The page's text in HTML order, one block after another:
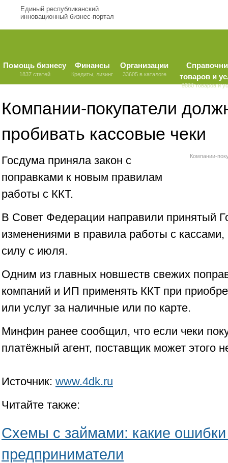
Единый республиканский
инновационный бизнес-портал
Помощь бизнесу
1837 статей
Финансы
Кредиты, лизинг
Организации
33605 в каталоге
товаров и
9580 товаров и
Компании-покупатели
пробивать кассовые чеки
Компании-
Госдума приняла закон с
поправками к новым правилам
работы с ККТ.
В Совет Федерации направили принятый
изменениями в правила работы с кассами,
силу с июля.
Одним из главных новшеств свежих
компаний и ИП применять ККТ при
или услуг за наличные или по карте.
Минфин ранее сообщил, что если чеки
платёжный агент, поставщик может этого
Источник: www.4dk.ru
Читайте также:
Схемы с займами: какие
предприниматели